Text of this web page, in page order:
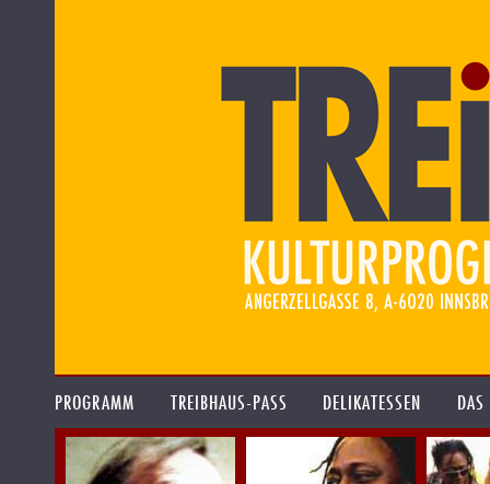
PROGRAMM TREIBHAUS-PASS DELIKATESSEN